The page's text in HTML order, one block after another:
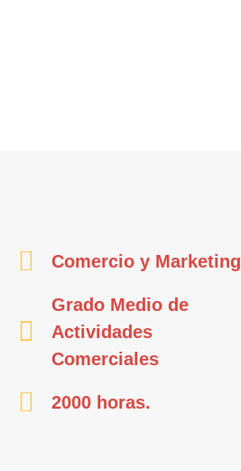
Comercio y Marketing
Grado Medio de
Actividades
Comerciales
2000 horas.